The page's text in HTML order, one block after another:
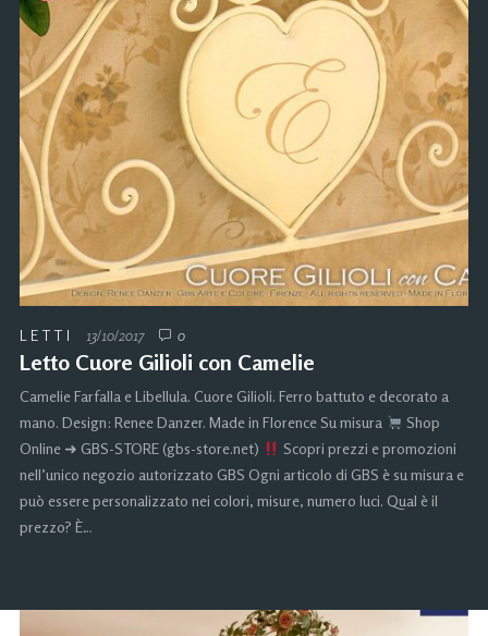
LETTI 13/10/2017 0
Letto Cuore Gilioli con Camelie
Camelie Farfalla e Libellula. Cuore Gilioli. Ferro battuto e decorato a
mano. Design: Renee Danzer. Made in Florence Su misura
Shop
Online ➜ GBS-STORE (gbs-store.net)
Scopri prezzi e promozioni
nell’unico negozio autorizzato GBS Ogni articolo di GBS è su misura e
può essere personalizzato nei colori, misure, numero luci. Qual è il
prezzo? È…